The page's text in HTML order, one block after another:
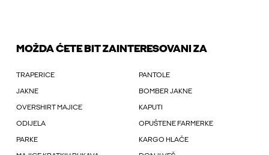
MOŽDA ĆETE BIT ZAINTERESOVANI ZA
TRAPERICE PANTOLE
JAKNE BOMBER JAKNE
OVERSHIRT MAJICE KAPUTI
ODIJELA OPUŠTENE FARMERKE
PARKE KARGO HLAČE